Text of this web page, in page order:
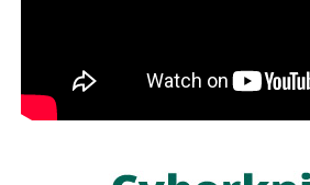
resolución. De acuerdo con el alcalde,
establecido durante la reunión es
puedan comenzar a liberarse a la
“Me comprometió con nosotros, con